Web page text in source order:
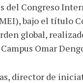
del Congreso
bajo el título
global,
Omar
director de